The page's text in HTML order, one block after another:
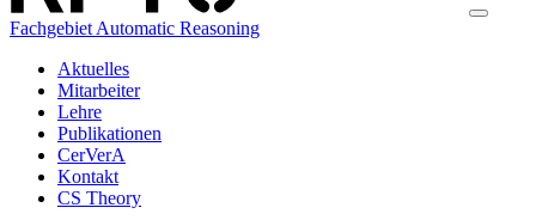
Fachgebiet Automatic Reasoning
Aktuelles
Mitarbeiter
Lehre
Publikationen
CerVerA
Kontakt
CS Theory